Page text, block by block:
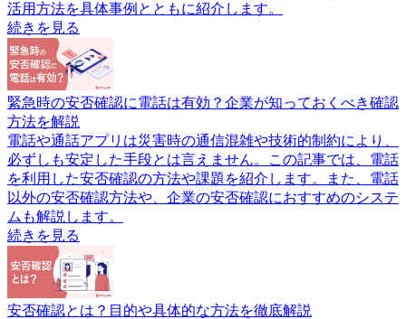
活用方法を具体事例とともに紹介します。
続きを見る
緊急時の安否確認に電話は有効？企業が知っておくべき確認
方法を解説
電話や通話アプリは災害時の通信混雑や技術的制約により、
必ずしも安定した手段とは言えません。この記事では、電話
を利用した安否確認の方法や課題を紹介します。また、電話
以外の安否確認方法や、企業の安否確認におすすめのシステ
ムも解説します。
続きを見る
安否確認とは？目的や具体的な方法を徹底解説